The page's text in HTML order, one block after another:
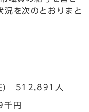
況を次のとおりまと
) 512,891人
円